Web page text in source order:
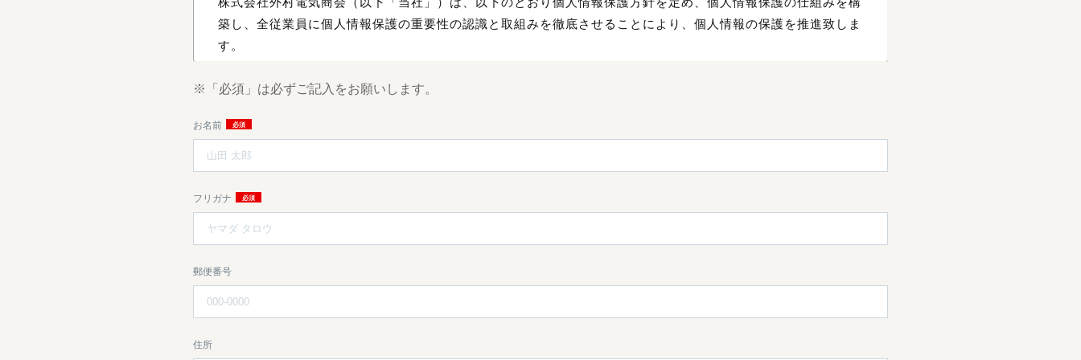
築し、全従業員に個人情報保護の重要性の認識と取組みを徹底させることにより、個人情報の保護を推進致しま
す。
当社は、お客さまの個人情報を正確かつ最新の状態に保ち、個人情報への不正アクセス・紛失・破損・改ざん・
漏洩などを防止するため、セキュリティシステムの維持・管理体制の整備・社員教育の徹底等の必要な措置を講
個人情報の利用目的
お客さまからお預かりした個人情報は、当社からのご連絡や業務のご案内やご質問に対する回答として、電子メ
個人情報の第三者への開示・提供の禁止
当社は、お客さまよりお預かりした個人情報を適切に管理し、次のいずれかに該当する場合を除き、個人情報を
※「必須」は必ずご記入をお願いします。
お名前
フリガナ
郵便番号
住所